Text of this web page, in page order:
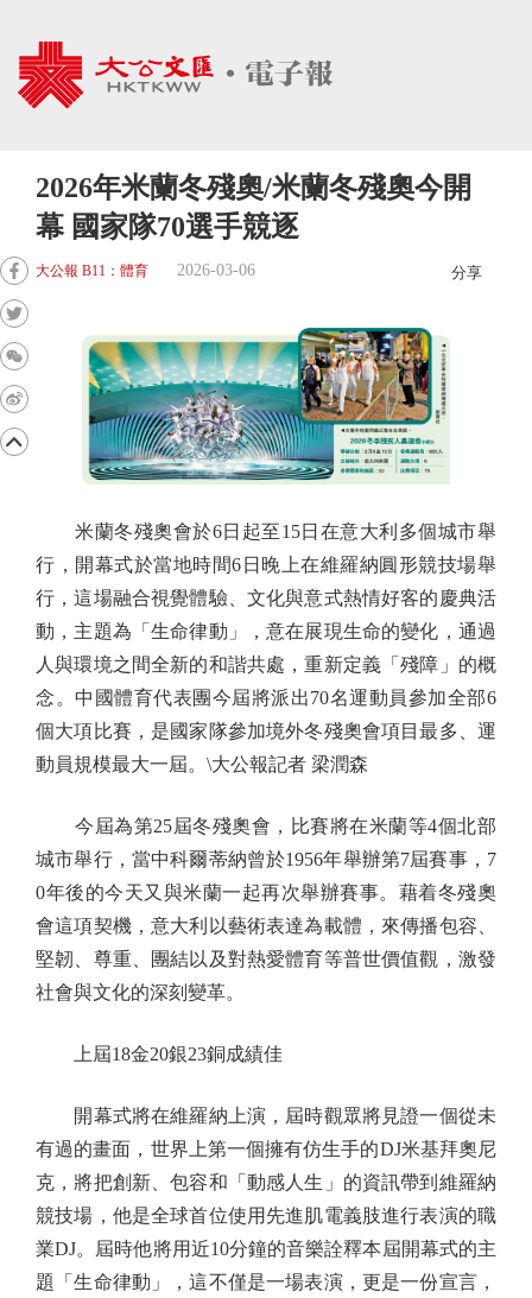
2026年米蘭冬殘奧/米蘭冬殘奧今開
幕 國家隊70選手競逐
大公報 B11：體育 2026-03-06 分享
米蘭冬殘奧會於6日起至15日在意大利多個城市舉
行，開幕式於當地時間6日晚上在維羅納圓形競技場舉
行，這場融合視覺體驗、文化與意式熱情好客的慶典活
動，主題為「生命律動」，意在展現生命的變化，通過
人與環境之間全新的和諧共處，重新定義「殘障」的概
念。中國體育代表團今屆將派出70名運動員參加全部6
個大項比賽，是國家隊參加境外冬殘奧會項目最多、運
動員規模最大一屆。\大公報記者 梁潤森
今屆為第25屆冬殘奧會，比賽將在米蘭等4個北部
城市舉行，當中科爾蒂納曾於1956年舉辦第7屆賽事，7
0年後的今天又與米蘭一起再次舉辦賽事。藉着冬殘奧
會這項契機，意大利以藝術表達為載體，來傳播包容、
堅韌、尊重、團結以及對熱愛體育等普世價值觀，激發
社會與文化的深刻變革。
上屆18金20銀23銅成績佳
開幕式將在維羅納上演，屆時觀眾將見證一個從未
有過的畫面，世界上第一個擁有仿生手的DJ米基拜奧尼
克，將把創新、包容和「動感人生」的資訊帶到維羅納
競技場，他是全球首位使用先進肌電義肢進行表演的職
業DJ。屆時他將用近10分鐘的音樂詮釋本屆開幕式的主
題「生命律動」，這不僅是一場表演，更是一份宣言，